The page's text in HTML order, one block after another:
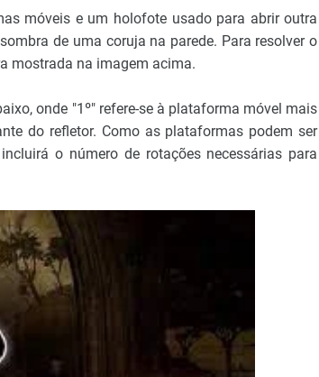
móveis e um holofote usado para abrir outra
de uma coruja na parede. Para resolver o
mostrada na imagem acima.
onde "1º" refere-se à plataforma móvel mais
do refletor. Como as plataformas podem ser
o número de rotações necessárias para